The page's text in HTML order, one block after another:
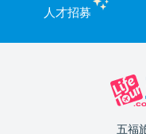
人才招募
五福